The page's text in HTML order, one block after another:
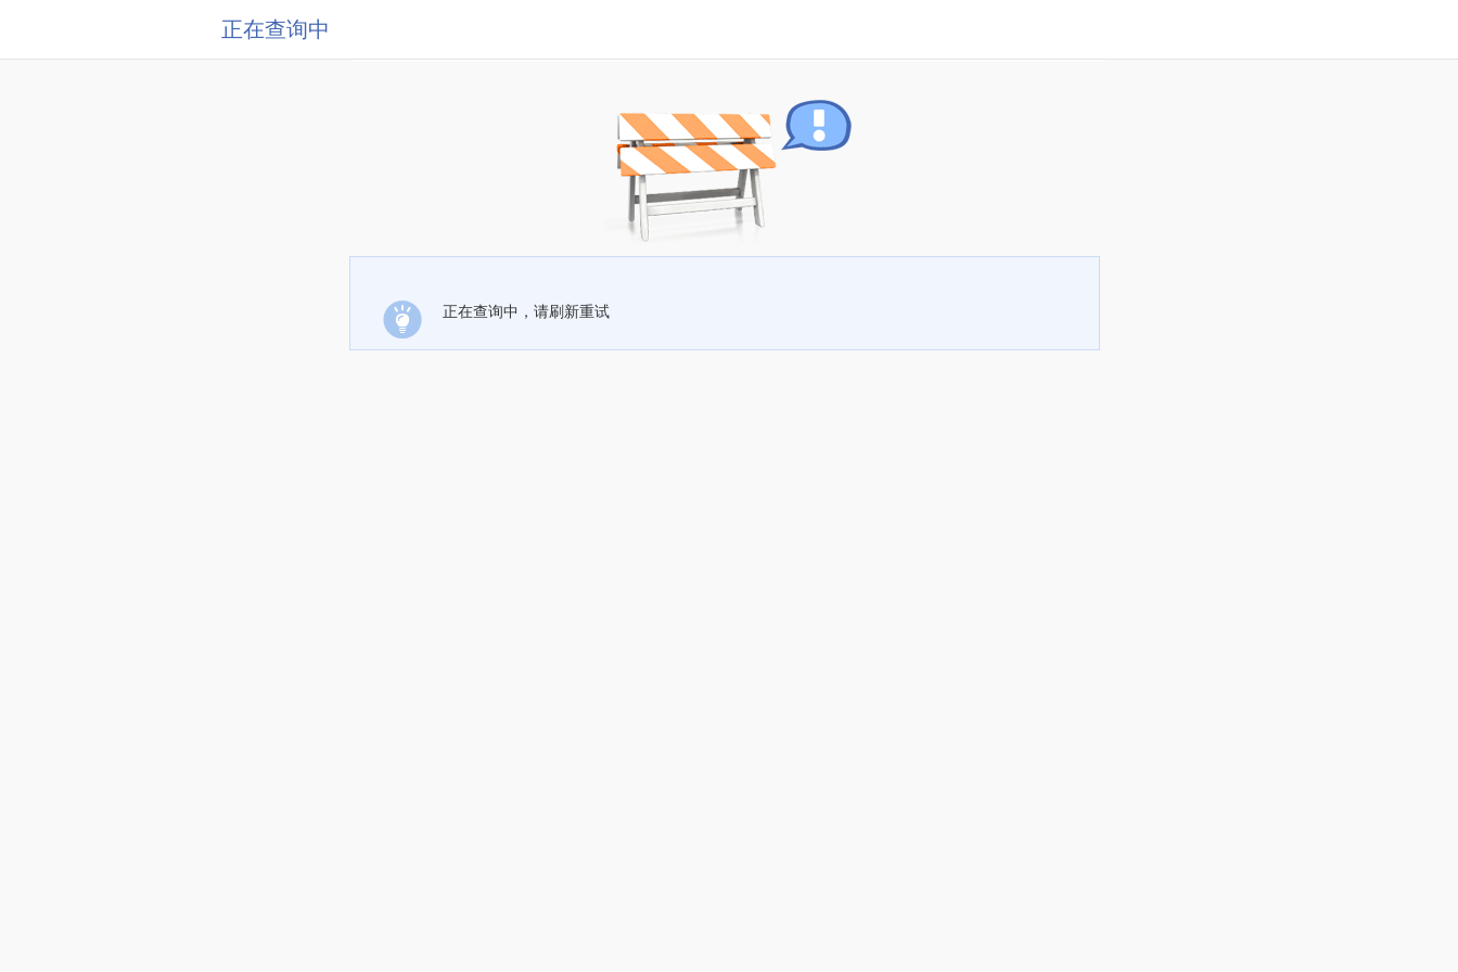
正在查询中
正在查询中，请刷新重试